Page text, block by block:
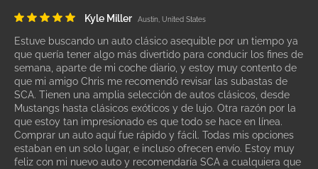
Kyle Miller Austin, United States
Estuve buscando un auto clásico asequible por un tiempo ya
que quería tener algo más divertido para conducir los fines de
semana, aparte de mi coche diario, y estoy muy contento de
que mi amigo Chris me recomendó revisar las subastas de
SCA. Tienen una amplia selección de autos clásicos, desde
Mustangs hasta clásicos exóticos y de lujo. Otra razón por la
que estoy tan impresionado es que todo se hace en línea.
Comprar un auto aquí fue rápido y fácil. Todas mis opciones
estaban en un solo lugar, e incluso ofrecen envío. Estoy muy
feliz con mi nuevo auto y recomendaría SCA a cualquiera que